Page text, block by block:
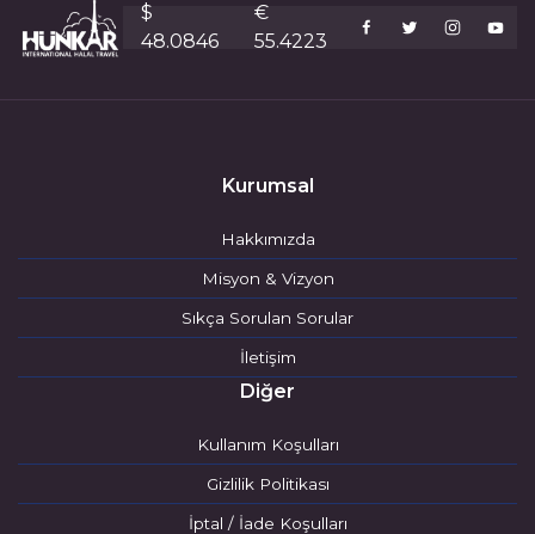
$
48.0846
€
55.4223
Kurumsal
Hakkımızda
Misyon & Vizyon
Sıkça Sorulan Sorular
İletişim
Diğer
Kullanım Koşulları
Gizlilik Politikası
İptal / İade Koşulları